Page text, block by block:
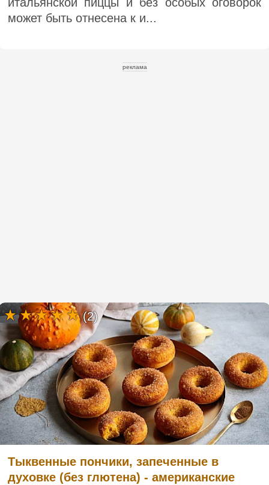
может быть отнесена к и...
реклама
Тыквенные пончики, запеченные в
духовке (без глютена) - американские
(2)